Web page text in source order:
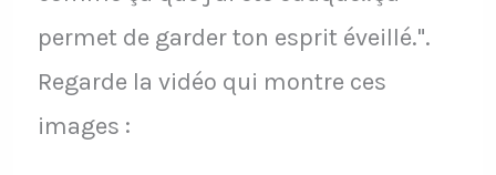
permet de garder ton esprit éveillé.".
Regarde la vidéo qui montre ces
images :